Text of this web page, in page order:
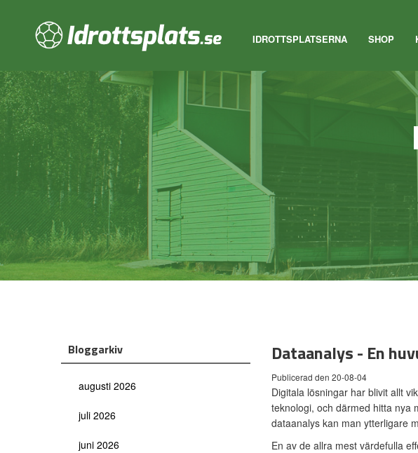
IDROTTSPLATSERNA SHOP
Bloggarkiv
augusti 2026
juli 2026
juni 2026
Dataanalys - En
Publicerad den 20-08-04
Digitala lösningar har blivit allt
teknologi, och därmed hitta nya
dataanalys kan man ytterligare
En av de allra mest värdefulla